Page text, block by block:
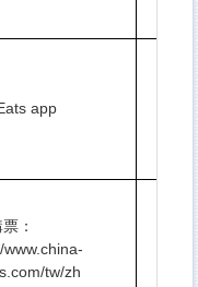
app
：
www.china-
tw/zh